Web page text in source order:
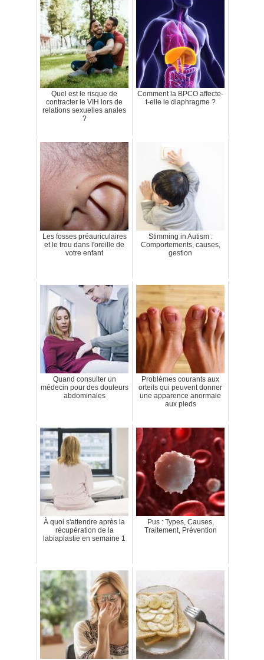
Quel est le risque de
contracter le VIH lors de
relations sexuelles anales
?
Comment la BPCO affecte-
t-elle le diaphragme ?
Les fosses préauriculaires
et le trou dans l'oreille de
votre enfant
Stimming in Autism :
Comportements, causes,
gestion
Quand consulter un
médecin pour des douleurs
abdominales
Problèmes courants aux
orteils qui peuvent donner
une apparence anormale
aux pieds
À quoi s'attendre après la
récupération de la
labiaplastie en semaine 1
Pus : Types, Causes,
Traitement, Prévention